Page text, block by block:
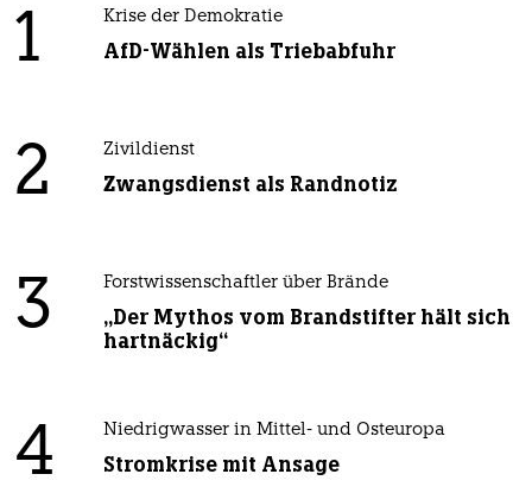
1 Krise der Demokratie
AfD-Wählen als Triebabfuhr
2 Zivildienst
Zwangsdienst als Randnotiz
3 Forstwissenschaftler über Brände
„Der Mythos vom Brandstifter hält sich
hartnäckig“
4 Niedrigwasser in Mittel- und Osteuropa
Stromkrise mit Ansage